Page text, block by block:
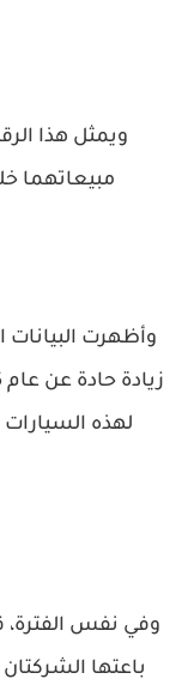
مبيعاتهما خلال
وأظهرت البيانات
وفي نفس الفترة،